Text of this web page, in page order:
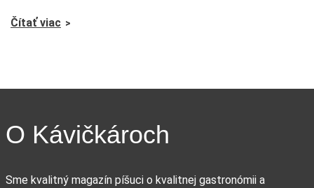
Čítať viac
O Kávičkároch
Sme kvalitný magazín píšuci o kvalitnej gastronómii a